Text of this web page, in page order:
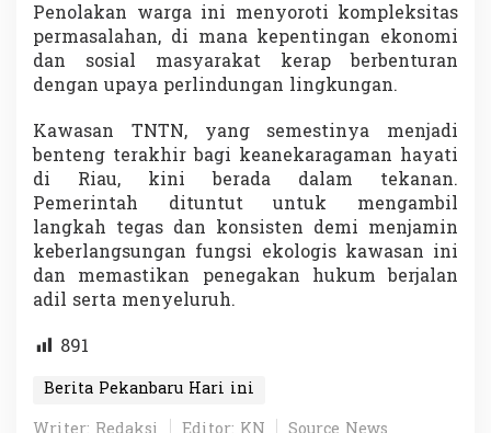
Penolakan warga ini menyoroti kompleksitas
permasalahan, di mana kepentingan ekonomi
dan sosial masyarakat kerap berbenturan
dengan upaya perlindungan lingkungan.
Kawasan TNTN, yang semestinya menjadi
benteng terakhir bagi keanekaragaman hayati
di Riau, kini berada dalam tekanan.
Pemerintah dituntut untuk mengambil
langkah tegas dan konsisten demi menjamin
keberlangsungan fungsi ekologis kawasan ini
dan memastikan penegakan hukum berjalan
adil serta menyeluruh.
891
Berita Pekanbaru Hari ini